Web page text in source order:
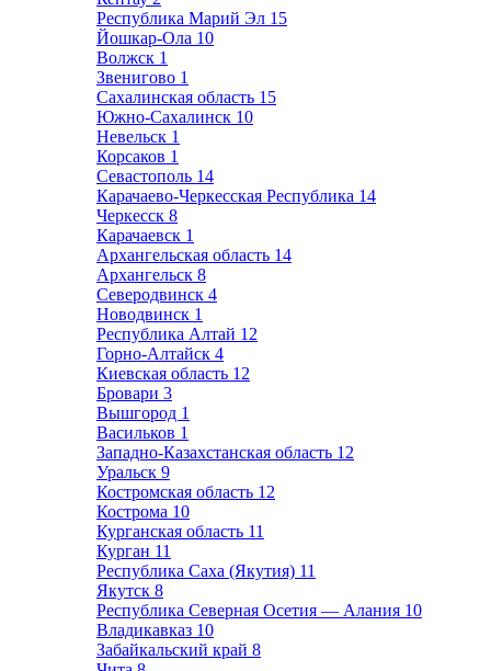
Республика Марий Эл 15
Йошкар-Ола 10
Волжск 1
Звенигово 1
Сахалинская область 15
Южно-Сахалинск 10
Невельск 1
Корсаков 1
Севастополь 14
Карачаево-Черкесская Республика 14
Черкесск 8
Карачаевск 1
Архангельская область 14
Архангельск 8
Северодвинск 4
Новодвинск 1
Республика Алтай 12
Горно-Алтайск 4
Киевская область 12
Бровари 3
Вышгород 1
Васильков 1
Западно-Казахстанская область 12
Уральск 9
Костромская область 12
Кострома 10
Курганская область 11
Курган 11
Республика Саха (Якутия) 11
Якутск 8
Республика Северная Осетия — Алания 10
Владикавказ 10
Забайкальский край 8